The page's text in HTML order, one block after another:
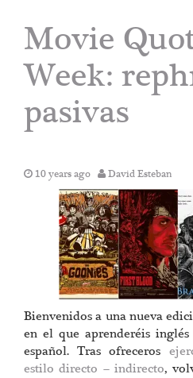
Movie
Week:
pasivas
10 years ago David Esteban
Bienvenidos a una nueva
en el que aprenderéis inglés
español. Tras ofreceros
estilo directo – indirecto,